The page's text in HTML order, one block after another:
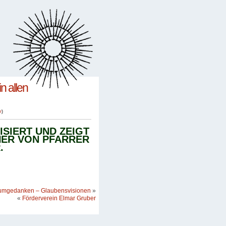
allen
)
UND ZEIGT
VON PFARRER
– Glaubensvisionen »
« Förderverein Elmar Gruber